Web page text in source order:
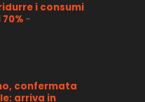
i consumi
-
confermata
arriva in